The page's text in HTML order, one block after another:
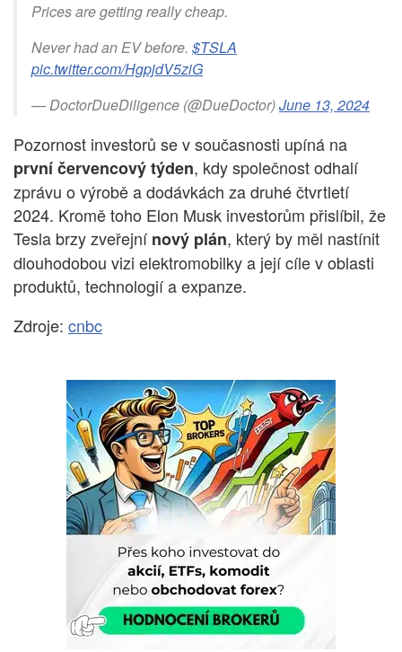
Prices are getting really cheap.
Never had an EV before. $TSLA
pic.twitter.com/HgpjdV5ziG
— DoctorDueDiligence (@DueDoctor)June 13, 2024
Pozornost investorů se v současnosti upíná na
první červencový týden, kdy společnost odhalí
zprávu o výrobě a dodávkách za druhé čtvrtletí
2024. Kromě toho Elon Musk investorům přislíbil, že
Tesla brzy zveřejnínový plán, který by měl nastínit
dlouhodobou vizi elektromobilky a její cíle v oblasti
produktů, technologií a expanze.
Zdroje: cnbc